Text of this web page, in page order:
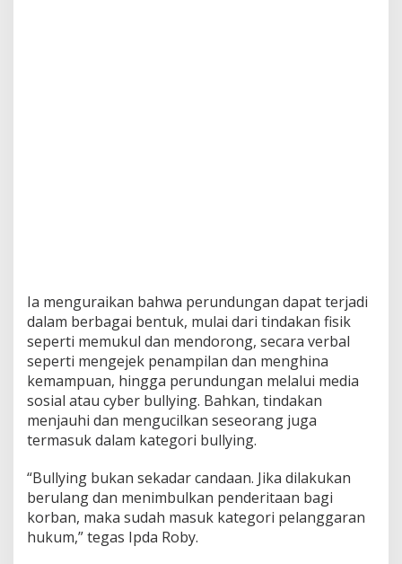
Ia menguraikan bahwa perundungan dapat terjadi
dalam berbagai bentuk, mulai dari tindakan fisik
seperti memukul dan mendorong, secara verbal
seperti mengejek penampilan dan menghina
kemampuan, hingga perundungan melalui media
sosial atau cyber bullying. Bahkan, tindakan
menjauhi dan mengucilkan seseorang juga
termasuk dalam kategori bullying.
“Bullying bukan sekadar candaan. Jika dilakukan
berulang dan menimbulkan penderitaan bagi
korban, maka sudah masuk kategori pelanggaran
hukum,” tegas Ipda Roby.